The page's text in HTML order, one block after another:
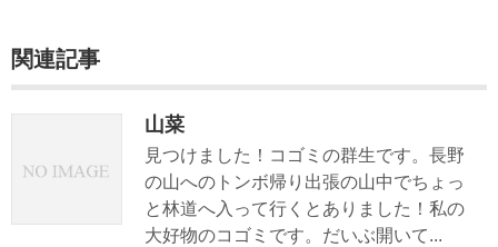
関連記事
山菜
見つけました！コゴミの群生です。長野
の山へのトンボ帰り出張の山中でちょっ
と林道へ入って行くとありました！私の
大好物のコゴミです。だいぶ開いて...